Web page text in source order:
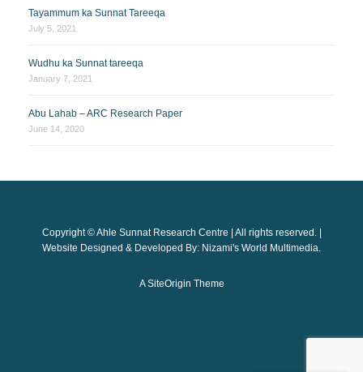
Tayammum ka Sunnat Tareeqa
July 5, 2021
Wudhu ka Sunnat tareeqa
January 7, 2021
Abu Lahab – ARC Research Paper
June 14, 2020
Copyright © Ahle Sunnat Research Centre | All rights reserved. |
Website Designed & Developed By: Nizami's World Multimedia.
ASiteOrigin Theme